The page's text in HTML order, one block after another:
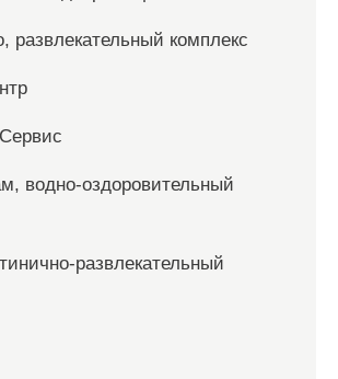
развлекательный комплекс
водно-оздоровительный
развлекательный